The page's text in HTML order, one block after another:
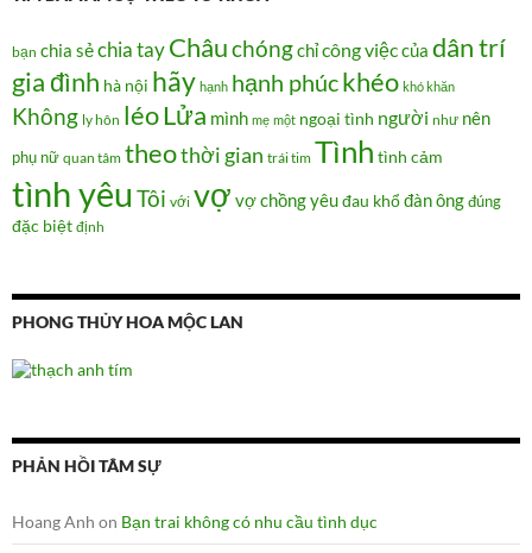
bạn chia sẻchia tay Châuchóngchỉcông việccủa dân trí
gia đình hà nội hãy hạnh hạnh phúckhéo khó khăn
Không ly hôn léoLửa mình mẹ một ngoại tình người như nên
phụ nữ quan tâm theothời gian trái tim Tình tình cảm
tình yêu Tôi với vợ vợ chồngyêuđau khổđàn ôngđúng
đặc biệt định
PHONG THỦY HOA MỘC LAN
PHẢN HỒI TÂM SỰ
Hoang Anh on Bạn trai không có nhu cầu tình dục